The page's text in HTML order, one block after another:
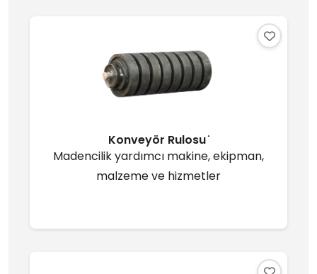
Konveyör Rulosu ̇
Madencilik yardımcı makine, ekipman,
malzeme ve hizmetler